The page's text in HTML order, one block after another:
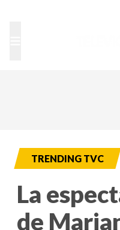
TRENDING TVC
La
de